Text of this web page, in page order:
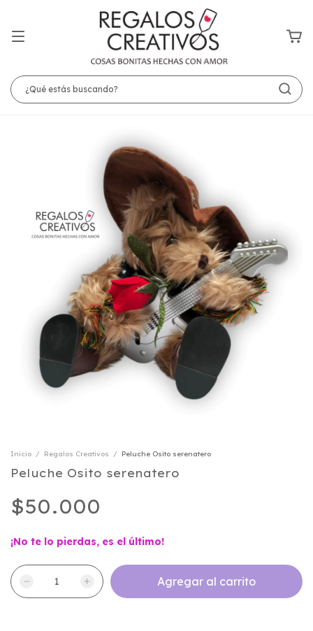
Inicio / Regalos Creativos / Peluche Osito serenatero
Peluche Osito serenatero
$50.000
¡No te lo pierdas, es el último!